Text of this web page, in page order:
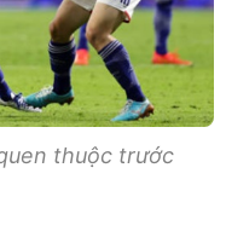
thuộc trước